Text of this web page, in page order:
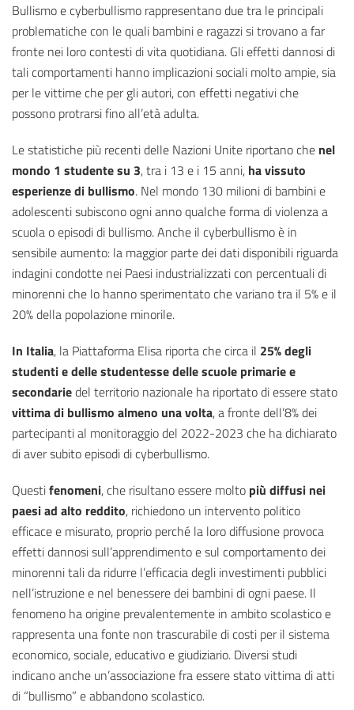
Bullismo e cyberbullismo rappresentano due tra le principali
problematiche con le quali bambini e ragazzi si trovano a far
fronte nei loro contesti di vita quotidiana. Gli effetti dannosi di
tali comportamenti hanno implicazioni sociali molto ampie, sia
per le vittime che per gli autori, con effetti negativi che
possono protrarsi fino all’età adulta.
Le statistiche più recenti delle Nazioni Unite riportano che nel
mondo 1 studente su 3, tra i 13 e i 15 anni, ha vissuto
esperienze di bullismo. Nel mondo 130 milioni di bambini e
adolescenti subiscono ogni anno qualche forma di violenza a
scuola o episodi di bullismo. Anche il cyberbullismo è in
sensibile aumento: la maggior parte dei dati disponibili riguarda
indagini condotte nei Paesi industrializzati con percentuali di
minorenni che lo hanno sperimentato che variano tra il 5% e il
20% della popolazione minorile.
In Italia, la Piattaforma Elisa riporta che circa il 25% degli
studenti e delle studentesse delle scuole primarie e
secondariedel territorio nazionale ha riportato di essere stato
vittima di bullismo almeno una volta, a fronte dell’8% dei
partecipanti al monitoraggio del 2022-2023 che ha dichiarato
di aver subito episodi di cyberbullismo.
Questifenomeni, che risultano essere molto più diffusi nei
paesi ad alto reddito, richiedono un intervento politico
efficace e misurato, proprio perché la loro diffusione provoca
effetti dannosi sull’apprendimento e sul comportamento dei
minorenni tali da ridurre l’efficacia degli investimenti pubblici
nell’istruzione e nel benessere dei bambini di ogni paese. Il
fenomeno ha origine prevalentemente in ambito scolastico e
rappresenta una fonte non trascurabile di costi per il sistema
economico, sociale, educativo e giudiziario. Diversi studi
indicano anche un’associazione fra essere stato vittima di atti
di “bullismo” e abbandono scolastico.